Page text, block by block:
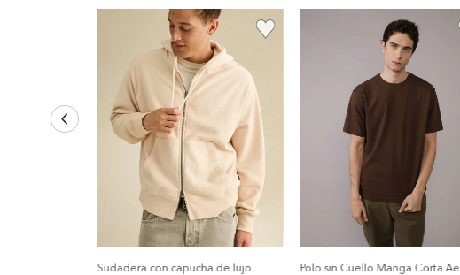
Sudadera con capucha de lujo
Polo sin Cuello Manga Corta Ae